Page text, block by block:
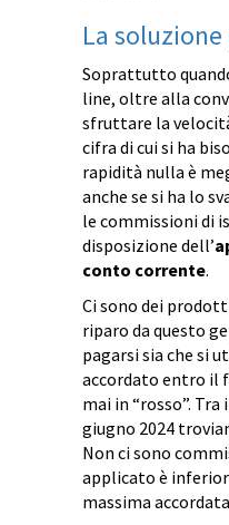
La
Soprattutto
line, oltre alla
sfruttare la
cifra di cui si ha
rapidità nulla è
anche se si ha lo
le commissioni di
disposizione dell’
conto corrente.
Ci sono dei
riparo da questo
pagarsi sia che si
accordato entro il
mai in “rosso”.
giugno 2024
Non ci sono
applicato è
massima